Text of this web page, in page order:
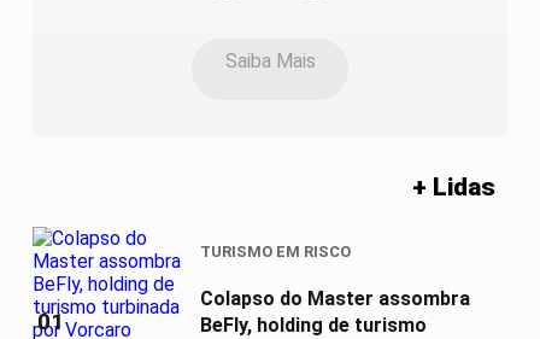
Saiba Mais
+ Lidas
01
TURISMO EM RISCO
Colapso do Master assombra
BeFly, holding de turismo